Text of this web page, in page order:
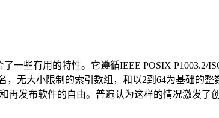
了一些有用的特性。它遵循IEEE POSIX
无大小限制的索引数组，和以2到64为基础的
发布软件的自由。普遍认为这样的情况激发了